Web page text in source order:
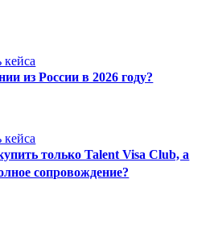
кейса
из России в 2026 году?
кейса
только Talent Visa Club, а
сопровождение?